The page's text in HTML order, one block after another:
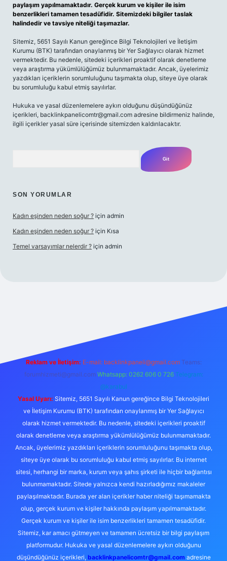
paylaşım yapılmamaktadır. Gerçek kurum ve kişiler ile isim
benzerlikleri tamamen tesadüfidir. Sitemizdeki bilgiler taslak
halindedir ve tavsiye niteliği taşımazlar.
Sitemiz, 5651 Sayılı Kanun gereğince Bilgi Teknolojileri ve İletişim
Kurumu (BTK) tarafından onaylanmış bir Yer Sağlayıcı olarak hizmet
vermektedir. Bu nedenle, sitedeki içerikleri proaktif olarak denetleme
veya araştırma yükümlülüğümüz bulunmamaktadır. Ancak, üyelerimiz
yazdıkları içeriklerin sorumluluğunu taşımakta olup, siteye üye olarak
bu sorumluluğu kabul etmiş sayılırlar.
Hukuka ve yasal düzenlemelere aykırı olduğunu düşündüğünüz
içerikleri, backlinkpanelicomtr@gmail.com adresine bildirmeniz halinde,
ilgili içerikler yasal süre içerisinde sitemizden kaldırılacaktır.
SON YORUMLAR
Kadın eşinden neden soğur ? için admin
Kadın eşinden neden soğur ? için Kısa
Temel varsayımlar nelerdir ? için admin
Reklam ve İletişim: E-mail: backlinkpaneli@gmail.com Teams:
forumhizmeti@gmail.com Whatsapp: 0262 606 0 726 Telegram:
@karabul
Yasal Uyarı: Sitemiz, 5651 Sayılı Kanun gereğince Bilgi Teknolojileri
ve İletişim Kurumu (BTK) tarafından onaylanmış bir Yer Sağlayıcı
olarak hizmet vermektedir. Bu nedenle, sitedeki içerikleri proaktif
olarak denetleme veya araştırma yükümlülüğümüz bulunmamaktadır.
Ancak, üyelerimiz yazdıkları içeriklerin sorumluluğunu taşımakta olup,
siteye üye olarak bu sorumluluğu kabul etmiş sayılırlar. Bu internet
sitesi, herhangi bir marka, kurum veya şahıs şirketi ile hiçbir bağlantısı
bulunmamaktadır. Sitede yalnızca kendi hazırladığımız makaleler
paylaşılmaktadır. Burada yer alan içerikler haber niteliği taşımamakta
olup, gerçek kurum ve kişiler hakkında paylaşım yapılmamaktadır.
Gerçek kurum ve kişiler ile isim benzerlikleri tamamen tesadüfidir.
Sitemiz, kar amacı gütmeyen ve tamamen ücretsiz bir bilgi paylaşım
platformudur. Hukuka ve yasal düzenlemelere aykırı olduğunu
düşündüğünüz içerikleri, backlinkpanelicomtr@gmail.comadresine